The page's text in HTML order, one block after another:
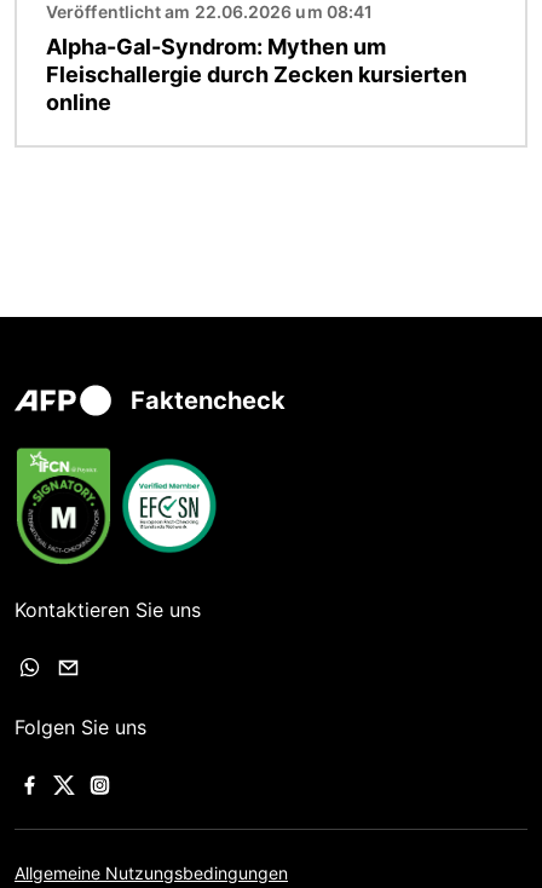
Veröffentlicht am 22.06.2026 um 08:41
Alpha-Gal-Syndrom: Mythen um
Fleischallergie durch Zecken kursierten
online
Faktencheck
Kontaktieren Sie uns
Folgen Sie uns
Allgemeine Nutzungsbedingungen